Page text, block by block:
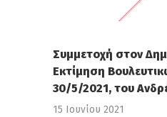
Συμμετοχή στον
Εκτίμηση
30/5/2021, του
15 Ιουνίου 2021